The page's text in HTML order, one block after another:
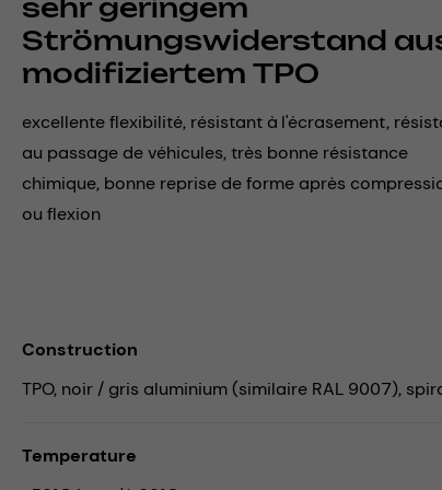
sehr geringem
Strömungswiderstand
modifiziertem TPO
excellente flexibilité, résistant à l'écrasement,
au passage de véhicules, très bonne résistance
chimique, bonne reprise de forme après
ou flexion
Construction
TPO, noir / gris aluminium (similaire RAL 9007),
Temperature